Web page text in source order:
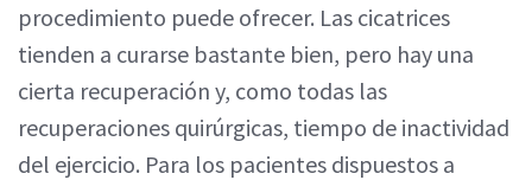
procedimiento puede ofrecer. Las cicatrices
tienden a curarse bastante bien, pero hay una
cierta recuperación y, como todas las
recuperaciones quirúrgicas, tiempo de inactividad
del ejercicio. Para los pacientes dispuestos a